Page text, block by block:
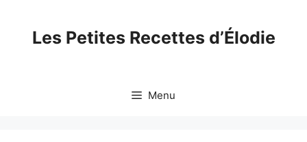
contentLes Petites Recettes d’Élodie
Menu